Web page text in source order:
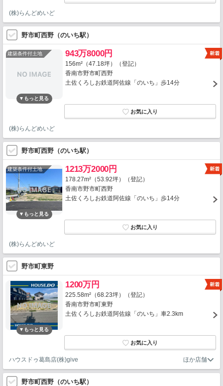
(株)らんどめいど
野市町西野（のいち駅）
建築条件付土地 943万8000円
156m²（47.18坪）（登記）
香南市野市町西野
土佐くろしお鉄道阿佐線「のいち」歩14分
(株)らんどめいど
野市町西野（のいち駅）
建築条件付土地 1213万2000円
178.27m²（53.92坪）（登記）
香南市野市町西野
土佐くろしお鉄道阿佐線「のいち」歩14分
(株)らんどめいど
野市町東野
1200万円
225.58m²（68.23坪）（登記）
香南市野市町東野
土佐くろしお鉄道阿佐線「のいち」車2.3km
ハウスドゥ葛島店(株)give
野市町西野（のいち駅）